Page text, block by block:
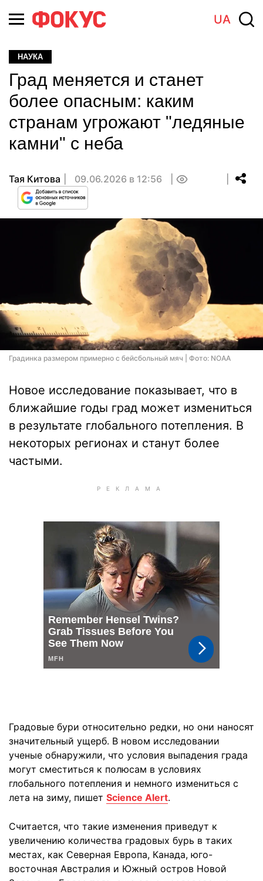
UA
НАУКА
Град меняется и станет
более опасным: каким
странам угрожают "ледяные
камни" с неба
Тая Китова 09.06.2026 в 12:56
Градинка размером примерно с бейсбольный мяч | Фото: NOAA
Новое исследование показывает, что в
ближайшие годы град может измениться
в результате глобального потепления. В
некоторых регионах и станут более
частыми.
Градовые бури относительно редки, но они наносят
значительный ущерб. В новом исследовании
ученые обнаружили, что условия выпадения града
могут сместиться к полюсам в условиях
глобального потепления и немного измениться с
лета на зиму, пишет Science Alert.
Считается, что такие изменения приведут к
увеличению количества градовых бурь в таких
местах, как Северная Европа, Канада, юго-
восточная Австралия и Южный остров Новой